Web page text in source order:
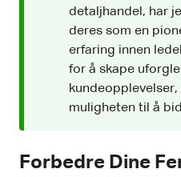
detaljhandel, har
deres som en
erfaring innen
for å skape
muligheten til å
Forbedre Dine